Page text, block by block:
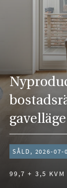
SÅLD, 2026-07-
99,7 + 3,5 KVM